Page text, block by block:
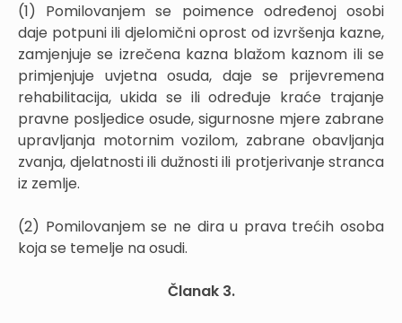
(1) Pomilovanjem se poimence određenoj osobi
daje potpuni ili djelomični oprost od izvršenja kazne,
zamjenjuje se izrečena kazna blažom kaznom ili se
primjenjuje uvjetna osuda, daje se prijevremena
rehabilitacija, ukida se ili određuje kraće trajanje
pravne posljedice osude, sigurnosne mjere zabrane
upravljanja motornim vozilom, zabrane obavljanja
zvanja, djelatnosti ili dužnosti ili protjerivanje stranca
iz zemlje.
(2) Pomilovanjem se ne dira u prava trećih osoba
koja se temelje na osudi.
Članak 3.